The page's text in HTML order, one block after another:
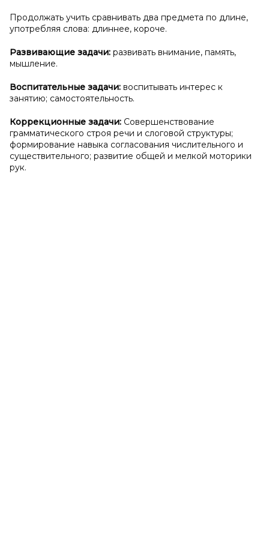
Продолжать учить сравнивать два предмета по длине,
употребляя слова: длиннее, короче.
Развивающие задачи: развивать внимание, память,
мышление.
Воспитательные задачи: воспитывать интерес к
занятию; самостоятельность.
Коррекционные задачи: Совершенствование
грамматического строя речи и слоговой структуры;
формирование навыка согласования числительного и
существительного; развитие общей и мелкой моторики
рук.